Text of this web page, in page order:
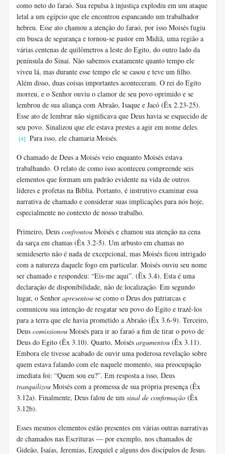
como neto do faraó. Sua repulsa à injustiça explodiu em um ataque
letal a um egípcio que ele encontrou espancando um trabalhador
hebreu. Esse ato chamou a atenção do faraó, por isso Moisés fugiu
em busca de segurança e tornou-se pastor em Midiã, uma região a
várias centenas de quilômetros a leste do Egito, do outro lado da
península do Sinai. Não sabemos exatamente quanto tempo ele
viveu lá, mas durante esse tempo ele se casou e teve um filho.
Além disso, duas coisas importantes aconteceram. O rei do Egito
morreu, e o Senhor ouviu o clamor de seu povo oprimido e se
lembrou de sua aliança com Abraão, Isaque e Jacó (Êx 2.23-25).
Esse ato de lembrar não significava que Deus havia se esquecido de
seu povo. Sinalizou que ele estava prestes a agir em nome deles.
[4] Para isso, ele chamaria Moisés.
O chamado de Deus a Moisés veio enquanto Moisés estava
trabalhando. O relato de como isso aconteceu compreende seis
elementos que formam um padrão evidente na vida de outros
líderes e profetas na Bíblia. Portanto, é instrutivo examinar essa
narrativa de chamado e considerar suas implicações para nós hoje,
especialmente no contexto de nosso trabalho.
Primeiro, Deus confrontou Moisés e chamou sua atenção na cena
da sarça em chamas (Êx 3.2-5). Um arbusto em chamas no
semideserto não é nada de excepcional, mas Moisés ficou intrigado
com a natureza daquele fogo em particular. Moisés ouviu seu nome
ser chamado e respondeu: “Eis-me aqui”. (Êx 3.4). Esta é uma
declaração de disponibilidade, não de localização. Em segundo
lugar, o Senhor apresentou-se como o Deus dos patriarcas e
comunicou sua intenção de resgatar seu povo do Egito e trazê-los
para a terra que ele havia prometido a Abraão (Êx 3.6-9). Terceiro,
Deus comissionou Moisés para ir ao faraó a fim de tirar o povo de
Deus do Egito (Êx 3.10). Quarto, Moisés argumentou (Êx 3.11).
Embora ele tivesse acabado de ouvir uma poderosa revelação sobre
quem estava falando com ele naquele momento, sua preocupação
imediata foi: “Quem sou eu?”. Em resposta a isso, Deus
tranquilizou Moisés com a promessa de sua própria presença (Êx
3.12a). Finalmente, Deus falou de um sinal de confirmação (Êx
3.12b).
Esses mesmos elementos estão presentes em várias outras narrativas
de chamados nas Escrituras — por exemplo, nos chamados de
Gideão, Isaías, Jeremias, Ezequiel e alguns dos discípulos de Jesus.